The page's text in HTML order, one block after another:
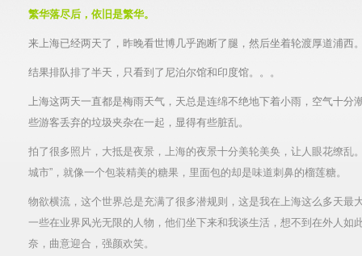
繁华落尽后，依旧是繁华。
来上海已经两天了，昨晚看世博几乎跑断了腿，然后坐着轮渡厚道浦西
结果排队排了半天，只看到了尼泊尔馆和印度馆。。。
上海这两天一直都是梅雨天气，天总是连绵不绝地下着小雨，空气十分
些游客丢弃的垃圾夹杂在一起，显得有些脏乱。
拍了很多照片，大抵是夜景，上海的夜景十分美轮美奂，让人眼花缭乱
城市”，就像一个包装精美的糖果，里面包的却是味道刺鼻的榴莲糖。
物欲横流，这个世界总是充满了很多潜规则，这是我在上海这么多天最
一些在业界风光无限的人物，他们坐下来和我谈生活，想不到在外人如
奈，曲意迎合，强颜欢笑。